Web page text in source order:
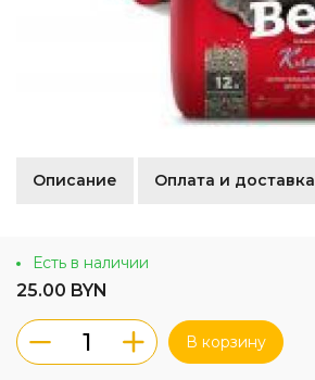
Описание Оплата и доставка
Есть в наличии
25.00 BYN
В корзину